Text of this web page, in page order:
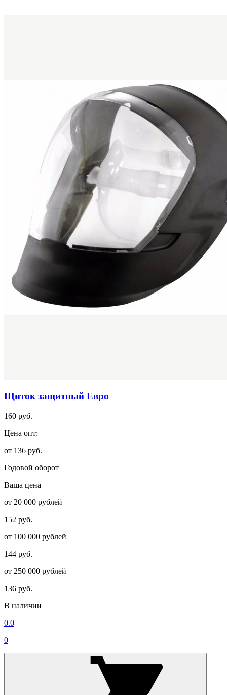
Щиток защитный Евро
160 руб.
Цена опт:
от 136 руб.
Годовой оборот
Ваша цена
от 20 000 рублей
152 руб.
от 100 000 рублей
144 руб.
от 250 000 рублей
136 руб.
В наличии
0.0
0